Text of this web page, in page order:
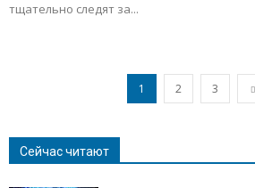
тщательно следят за...
1 2 3
Сейчас читают